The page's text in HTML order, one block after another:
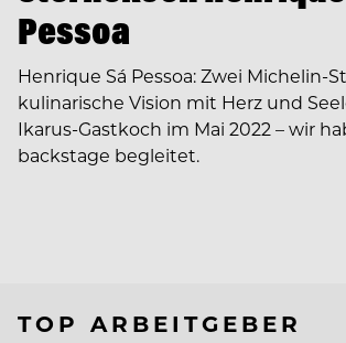
Pessoa
Henrique Sá Pessoa: Zwei Michelin-
kulinarische Vision mit Herz und
Ikarus-Gastkoch im Mai 2022 – wir
backstage begleitet.
TOP ARBEITGEBER